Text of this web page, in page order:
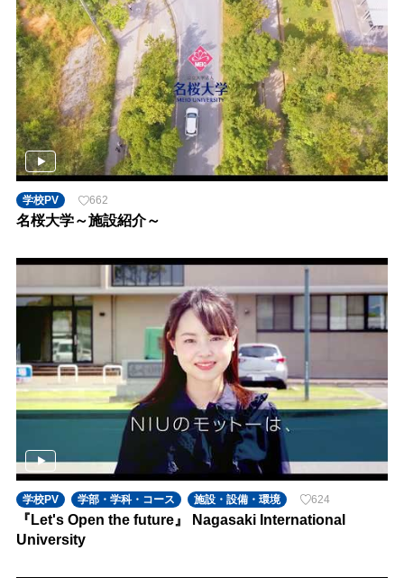
学校PV 662
名桜大学～施設紹介～
学校PV 学部・学科・コース 施設・設備・環境 624
『Let's Open the future』 Nagasaki International
University